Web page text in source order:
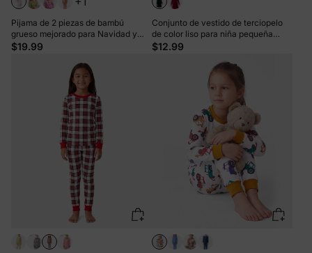
Pijama de 2 piezas de bambú
grueso mejorado para Navidad y
Halloween, con estampado infantil
ceñido), color rosa
$19.99
Conjunto de vestido de terciopelo
de color liso para niña pequeña
dulce de Navidad verde
$12.99